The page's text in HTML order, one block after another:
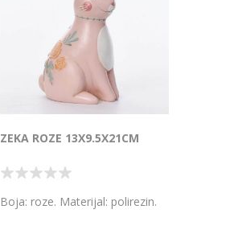
ZEKA ROZE 13X9.5X21CM
Boja: roze. Materijal: polirezin.